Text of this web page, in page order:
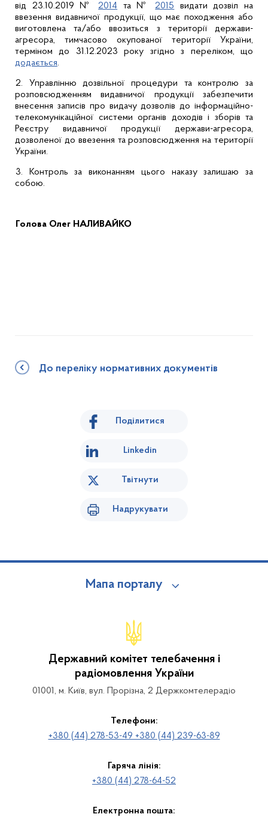
від 23.10.2019 №2014 та №2015 видати дозвіл на
ввезення видавничої продукції, що має походження або
виготовлена та/або ввозиться з території держави-
агресора, тимчасово окупованої території України,
терміном до 31.12.2023 року згідно з переліком, що
додається.
2. Управлінню дозвільної процедури та контролю за
розповсюдженням видавничої продукції забезпечити
внесення записів про видачу дозволів до інформаційно-
телекомунікаційної системи органів доходів і зборів та
Реєстру видавничої продукції держави-агресора,
дозволеної до ввезення та розповсюдження на території
України.
3. Контроль за виконанням цього наказу залишаю за
собою.
Голова Олег НАЛИВАЙКО
До переліку нормативних документів
Поділитися
Linkedin
Твітнути
Надрукувати
Мапа порталу
Державний комітет телебачення і
радіомовлення України
01001, м. Київ, вул. Прорізна, 2 Держкомтелерадіо
Телефони:
+380 (44) 278-53-49 +380 (44) 239-63-89
Гаряча лінія:
+380 (44) 278-64-52
Електронна пошта: